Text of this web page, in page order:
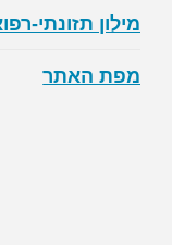
מילון תזונתי-
מפת האתר